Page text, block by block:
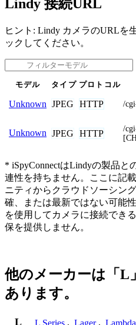
Lindy 接続URL
ヒント: Lindy カメラのURLを
ックしてください。
モデル タイプ プロトコル
Unknown JPEG HTTP /
Unknown JPEG HTTP
/
* iSpyConnectはLindyの製品と
連性を持ちません。ここに記
ニティからクラウドソーシン
確、または最新ではない可能
を使用してカメラに接続でき
保を提供しません。
他のメーカーは「L
あります。
L L Series , Lager , Lambda